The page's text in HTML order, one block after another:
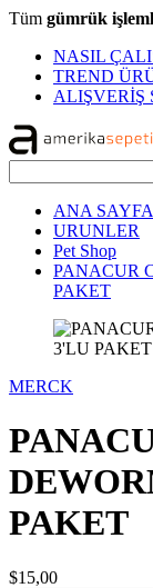
Tüm gümrük
NASIL
TREND
ALIŞVERİŞ
ANA SAYFA
URUNLER
Pet Shop
PANACUR
PAKET
MERCK
PAKET
$15,00